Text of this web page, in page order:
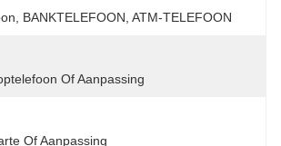
BANKTELEFOON, ATM-TELEFOON
Of Aanpassing
Of Aanpassing